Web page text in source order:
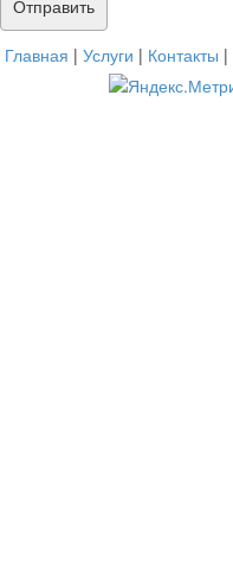
Главная | Услуги | Контакты |